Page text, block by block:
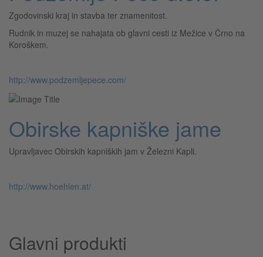
Zgodovinski kraj in stavba ter znamenitost.
Rudnik in muzej se nahajata ob glavni cesti iz Mežice v Črno na
Koroškem.
http://www.podzemljepece.com/
Obirske kapniške jame
Upravljavec Obirskih kapniških jam v Železni Kapli.
http://www.hoehlen.at/
Glavni produkti